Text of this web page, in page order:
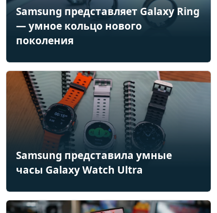
Samsung представляет Galaxy Ring
— умное кольцо нового
поколения
Samsung представила умные
часы Galaxy Watch Ultra